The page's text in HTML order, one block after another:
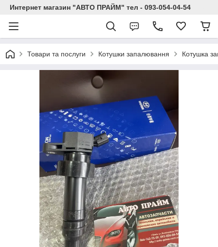
Интернет магазин "АВТО ПРАЙМ" тел - 093-054-04-54
Товари та послуги Котушки запалювання Котушка